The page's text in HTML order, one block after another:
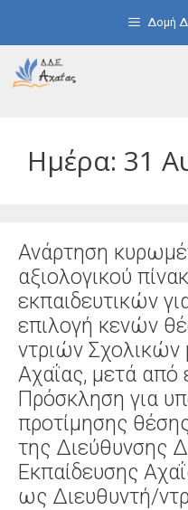
Δομή
Ημέρα: 31
Ανάρτηση
αξιολογικού
εκπαιδευτικών
επιλογή κενών
ντριών
Αχαΐας, μετά
Πρόσκληση για
προτίμησης
της Διεύθυνσης
Εκπαίδευσης
ως Διευθυντή/